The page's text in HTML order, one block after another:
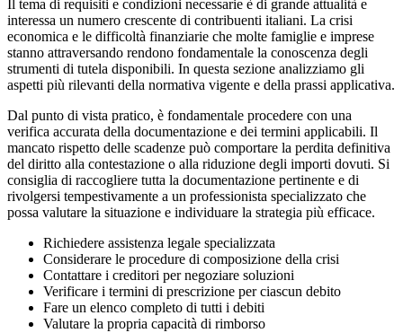
Il tema di requisiti e condizioni necessarie è di grande attualità e
interessa un numero crescente di contribuenti italiani. La crisi
economica e le difficoltà finanziarie che molte famiglie e imprese
stanno attraversando rendono fondamentale la conoscenza degli
strumenti di tutela disponibili. In questa sezione analizziamo gli
aspetti più rilevanti della normativa vigente e della prassi applicativa.
Dal punto di vista pratico, è fondamentale procedere con una
verifica accurata della documentazione e dei termini applicabili. Il
mancato rispetto delle scadenze può comportare la perdita definitiva
del diritto alla contestazione o alla riduzione degli importi dovuti. Si
consiglia di raccogliere tutta la documentazione pertinente e di
rivolgersi tempestivamente a un professionista specializzato che
possa valutare la situazione e individuare la strategia più efficace.
Richiedere assistenza legale specializzata
Considerare le procedure di composizione della crisi
Contattare i creditori per negoziare soluzioni
Verificare i termini di prescrizione per ciascun debito
Fare un elenco completo di tutti i debiti
Valutare la propria capacità di rimborso